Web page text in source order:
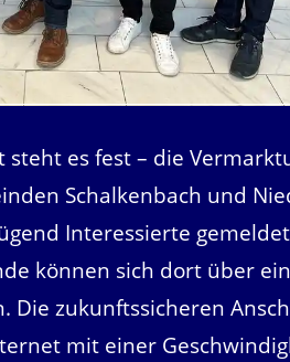
es fest – die
Schalkenbach und
Interessierte
können sich dort über
Die zukunftssicheren
mit einer